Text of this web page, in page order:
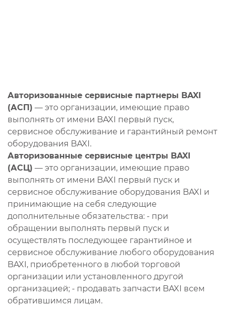
Авторизованные сервисные партнеры BAXI
(АСП) — это организации, имеющие право
выполнять от имени BAXI первый пуск,
сервисное обслуживание и гарантийный ремонт
оборудования BAXI.
Авторизованные сервисные центры BAXI
(АСЦ) — это организации, имеющие право
выполнять от имени BAXI первый пуск и
сервисное обслуживание оборудования BAXI и
принимающие на себя следующие
дополнительные обязательства: - при
обращении выполнять первый пуск и
осуществлять последующее гарантийное и
сервисное обслуживание любого оборудования
BAXI, приобретенного в любой торговой
организации или установленного другой
организацией; - продавать запчасти BAXI всем
обратившимся лицам.